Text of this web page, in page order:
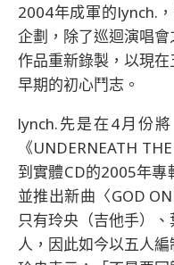
2004年成軍的lynch.
企劃，除了巡迴演唱
作品重新錄製，以現
早期的初心鬥志。
lynch.先是在4月份將
《UNDERNEATH
到實體CD的2005年專
並推出新曲〈GOD
只有玲央（吉他手）
人，因此如今以五人